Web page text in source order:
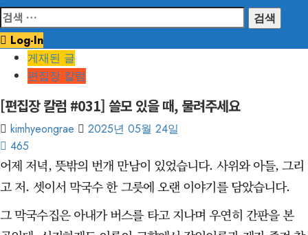
검
색:
Log-In
게재된 글
편집장 칼럼
[편집장 칼럼 #031] 쓸모 있을 때, 물려주세요
kimhyeongrae
2025년 05월 24일
465
어제 저녁, 뜻밖의 번개 만남이 있었습니다. 사위와 아들, 그리
고 저. 셋이서 막국수 한 그릇에 오랜 이야기를 담았습니다.
그 막국수집은 아내가 버스를 타고 지나며 우연히 간판을 본